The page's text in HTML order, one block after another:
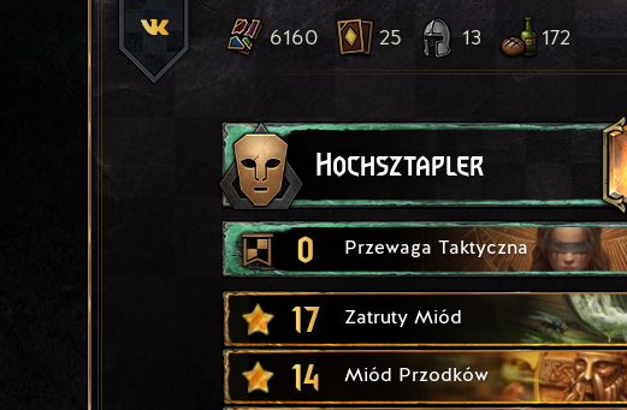
6160 25 13 172
Hochsztapler
0 Przewaga Taktyczna
17 Zatruty Miód
14 Miód Przodków